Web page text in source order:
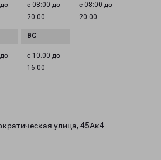
с 08:00 до
20:00
с 08:00 до
20:00
с 10:00 до
16:00
улица, 45Ак4